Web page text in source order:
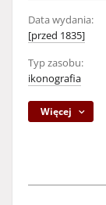
Data wydania:
[przed 1835]
Typ zasobu:
ikonografia
Więcej